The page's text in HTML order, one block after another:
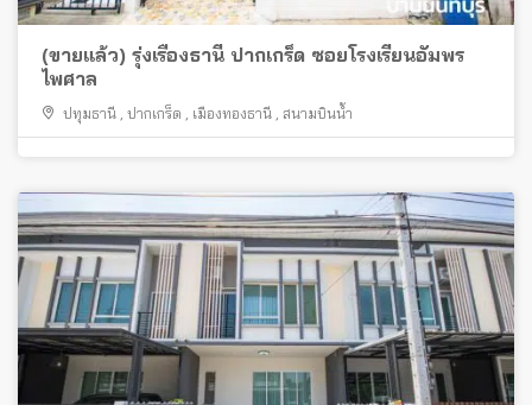
(ขายแล้ว) รุ่งเรืองธานี ปากเกร็ด ซอยโรงเรียนอัมพร
ไพศาล
ปทุมธานี ปากเกร็ด เมืองทองธานี สนามบินน้ำ